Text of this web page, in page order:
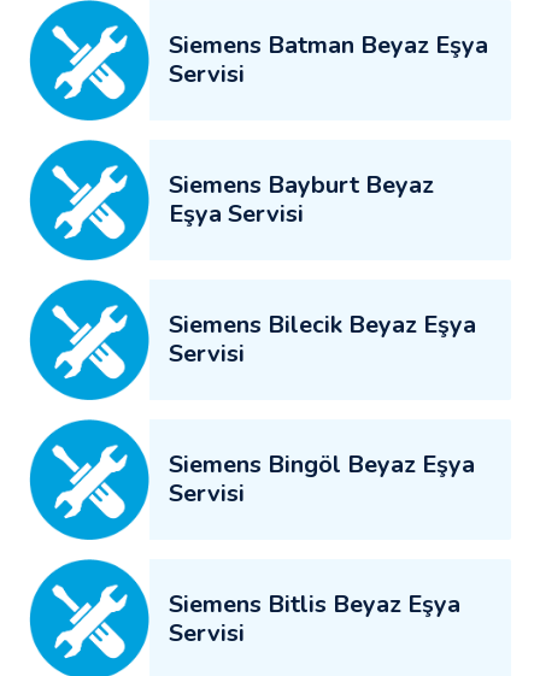
Siemens Batman Beyaz Eşya
Servisi
Siemens Bayburt Beyaz
Eşya Servisi
Siemens Bilecik Beyaz Eşya
Servisi
Siemens Bingöl Beyaz Eşya
Servisi
Siemens Bitlis Beyaz Eşya
Servisi